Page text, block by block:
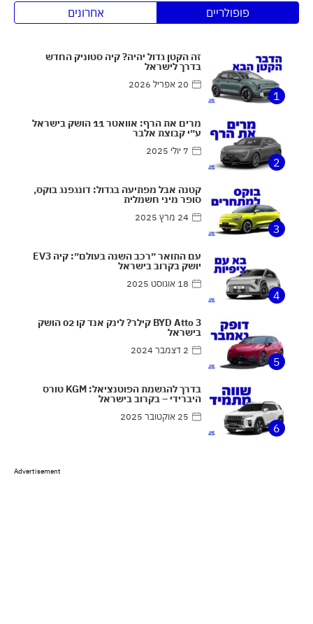
פופולריים אחרונים
1
זה הקטן גדול יהיה? קיה סטוניק החדש
בדרך לישראל
20 אפריל 2026
2
מרים את הרף: אוואטר 11 הושק בישראל
ע״י קבוצת אלבר
7 יולי 2025
3
קטנה אבל מפתיעה בגדול: דונגפנג בוקס,
סופר מיני חשמלית
24 מרץ 2025
4
עם התואר ״רכב השנה בעולם״: קיה EV3
יושק בקרוב בישראל
18 אוגוסט 2025
5
BYD Atto 3 קילר? לינק אנד קו 02 הושק
בישראל
2 דצמבר 2024
6
בדרך להגשמת הפוטנציאל: KGM טורס
היברידי – בקרוב בישראל
25 אוקטובר 2025
Advertisement